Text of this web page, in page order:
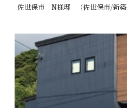
佐世保市 N様邸 _（佐世保市/新築